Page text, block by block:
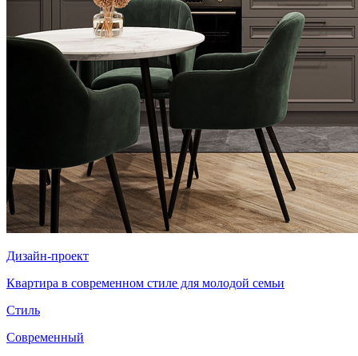
Дизайн-проект
Квартира в современном стиле для молодой семьи
Стиль
Современный